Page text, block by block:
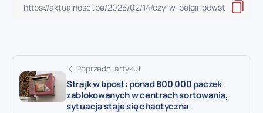
Poprzedni artykuł
Strajk w bpost: ponad 800 000 paczek
zablokowanych w centrach sortowania,
sytuacja staje się chaotyczna